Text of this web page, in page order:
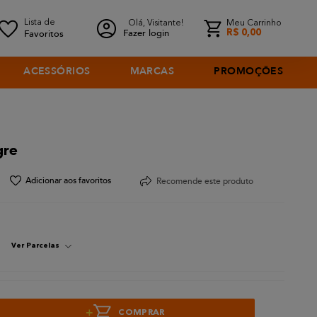
Olá, Visitante!
Fazer login
Meu Carrinho
R$ 0,00
ACESSÓRIOS MARCAS PROMOÇÕES
Recomende este produto
Ver Parcelas
+ COMPRAR